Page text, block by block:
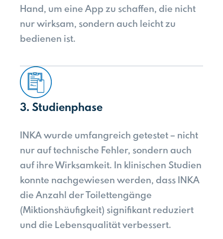
Hand, um eine App zu schaffen, die nicht
nur wirksam, sondern auch leicht zu
bedienen ist.
3. Studienphase
INKA wurde umfangreich getestet – nicht
nur auf technische Fehler, sondern auch
auf ihre Wirksamkeit. In klinischen Studien
konnte nachgewiesen werden, dass INKA
die Anzahl der Toilettengänge
(Miktionshäufigkeit) signifikant reduziert
und die Lebensqualität verbessert.